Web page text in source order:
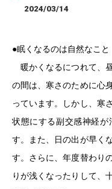
2024/03/14
●眠くなるのは自然なこと
暖かくなるにつれて、
の間は、寒さのために心
っています。しかし、寒
状態にする副交感神経が
す。また、日の出が早く
す。さらに、年度替わり
りが浅くなったりして、